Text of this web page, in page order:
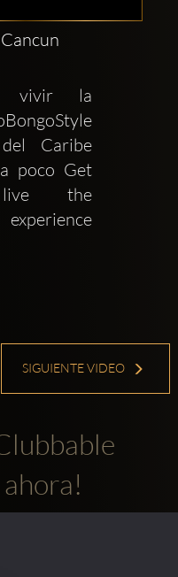
vivir la
Caribe
poco Get
the
SIGUIENTE VIDEO